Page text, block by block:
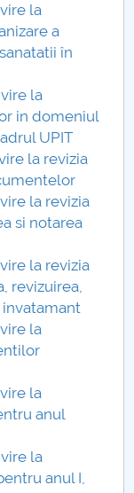
la
a
în
la
in domeniul
UPIT
la revizia
la revizia
si notarea
la revizia
revizuirea,
invatamant
la
la
anul
la
anul I,